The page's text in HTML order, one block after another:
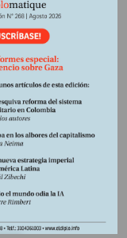
y Clara Deville
el